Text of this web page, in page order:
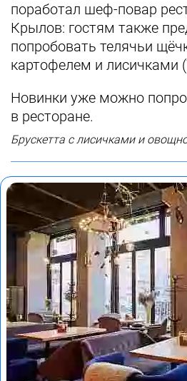
поработал шеф-повар
Крылов: гостям также
попробовать телячьи
картофелем и лисичками
Новинки уже можно
в ресторане.
Брускетта с лисичками и